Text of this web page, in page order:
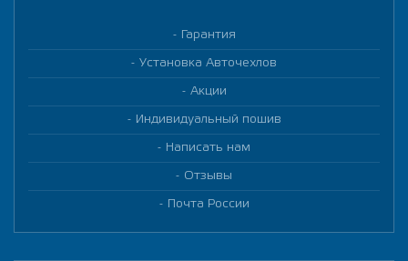
Гарантия
Установка Авточехлов
Акции
Индивидуальный пошив
Написать нам
Отзывы
Почта России